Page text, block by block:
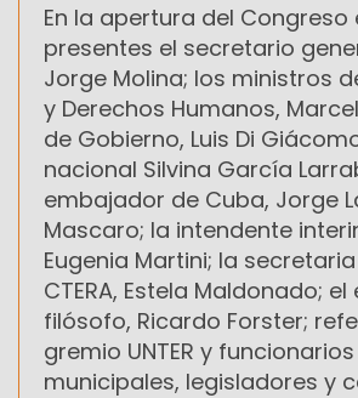
En la apertura del Congreso
presentes el secretario
Jorge Molina; los ministros
y Derechos Humanos,
de Gobierno, Luis Di
nacional Silvina García
embajador de Cuba, Jorge
Mascaro; la intendente
Eugenia Martini; la
CTERA, Estela Maldonado;
filósofo, Ricardo Forster;
gremio UNTER y
municipales, legisladores y